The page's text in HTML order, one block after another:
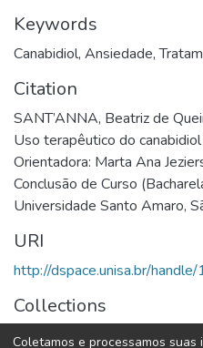
Keywords
Canabidiol, Ansiedade,
Citation
SANT’ANNA, Beatriz de
Uso terapêutico do
Orientadora: Marta Ana
Conclusão de Curso
Universidade Santo Amaro,
URI
http://dspace.unisa.br/
Collections
Medicina
Coletamos e processamos